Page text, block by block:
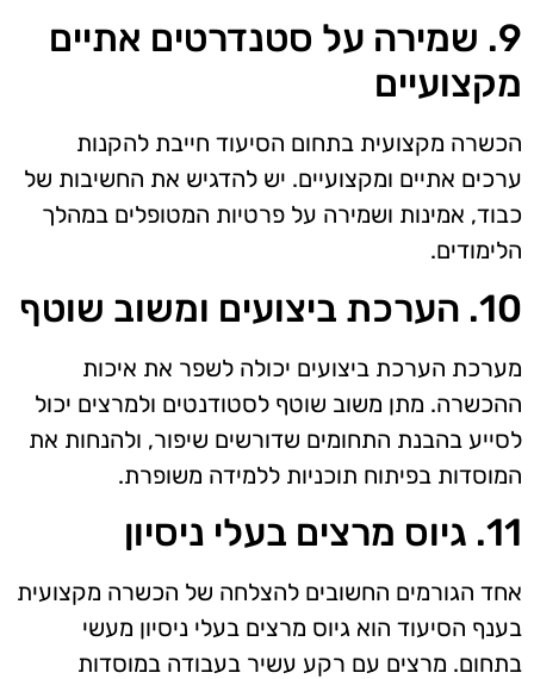
9. שמירה על סטנדרטים אתיים
מקצועיים
הכשרה מקצועית בתחום הסיעוד חייבת להקנות
ערכים אתיים ומקצועיים. יש להדגיש את החשיבות של
כבוד, אמינות ושמירה על פרטיות המטופלים במהלך
הלימודים.
10. הערכת ביצועים ומשוב שוטף
מערכת הערכת ביצועים יכולה לשפר את איכות
ההכשרה. מתן משוב שוטף לסטודנטים ולמרצים יכול
לסייע בהבנת התחומים שדורשים שיפור, ולהנחות את
המוסדות בפיתוח תוכניות ללמידה משופרת.
11. גיוס מרצים בעלי ניסיון
אחד הגורמים החשובים להצלחה של הכשרה מקצועית
בענף הסיעוד הוא גיוס מרצים בעלי ניסיון מעשי
בתחום. מרצים עם רקע עשיר בעבודה במוסדות